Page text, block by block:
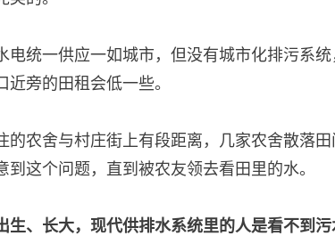
电统一供应一如城市，但没有城市化排污系
近旁的田租会低一些。
的农舍与村庄街上有段距离，几家农舍散落
到这个问题，直到被农友领去看田里的水。
生、长大，现代供排水系统里的人是看不到